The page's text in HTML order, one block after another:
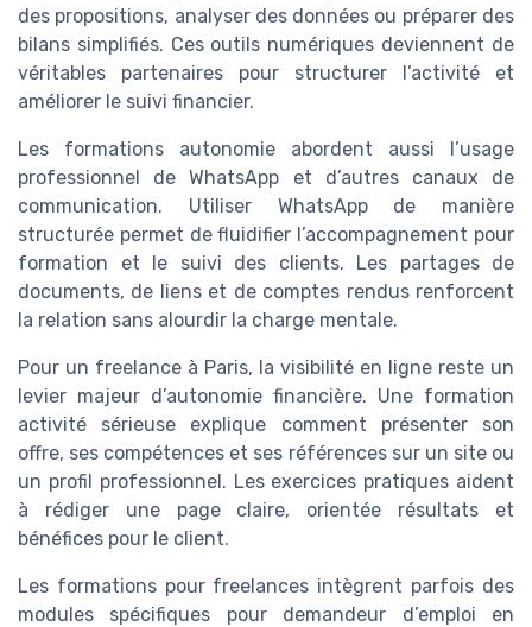
des propositions, analyser des données ou préparer des
bilans simplifiés. Ces outils numériques deviennent de
véritables partenaires pour structurer l’activité et
améliorer le suivi financier.
Les formations autonomie abordent aussi l’usage
professionnel de WhatsApp et d’autres canaux de
communication. Utiliser WhatsApp de manière
structurée permet de fluidifier l’accompagnement pour
formation et le suivi des clients. Les partages de
documents, de liens et de comptes rendus renforcent
la relation sans alourdir la charge mentale.
Pour un freelance à Paris, la visibilité en ligne reste un
levier majeur d’autonomie financière. Une formation
activité sérieuse explique comment présenter son
offre, ses compétences et ses références sur un site ou
un profil professionnel. Les exercices pratiques aident
à rédiger une page claire, orientée résultats et
bénéfices pour le client.
Les formations pour freelances intègrent parfois des
modules spécifiques pour demandeur d’emploi en